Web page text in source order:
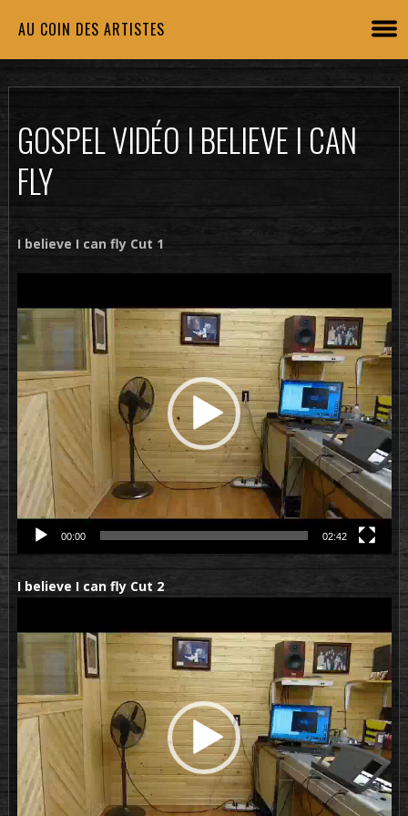
AU COIN DES ARTISTES
GOSPEL VIDÉO I BELIEVE I CAN
FLY
I believe I can fly Cut 1
vidéo
00:00 02:42
I believe I can fly Cut 2
vidéo